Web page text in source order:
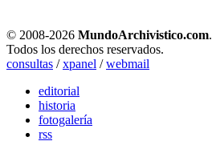
© 2008-2026 MundoArchivistico.com.
Todos los derechos reservados.
consultas /xpanel /webmail
editorial
historia
fotogalería
rss